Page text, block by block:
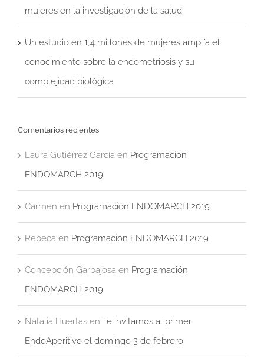
mujeres en la investigación de la salud.
Un estudio en 1,4 millones de mujeres amplía el
conocimiento sobre la endometriosis y su
complejidad biológica
Comentarios recientes
Laura Gutiérrez García en Programación
ENDOMARCH 2019
Carmen en Programación ENDOMARCH 2019
Rebeca en Programación ENDOMARCH 2019
Concepción Garbajosa en Programación
ENDOMARCH 2019
Natalia Huertas en Te invitamos al primer
EndoAperitivo el domingo 3 de febrero